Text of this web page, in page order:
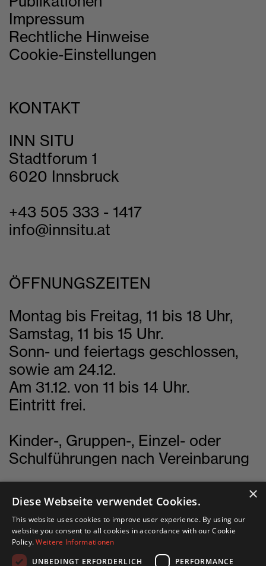
Impressum
Rechtliche Hinweise
Cookie-Einstellungen
KONTAKT
INN SITU
Stadtforum 1
6020 Innsbruck
+43 505 333 - 1417
info@innsitu.at
ÖFFNUNGSZEITEN
Montag bis Freitag, 11 bis 18 Uhr,
Samstag, 11 bis 15 Uhr.
Sonn- und feiertags geschlossen,
sowie am 24.12.
Am 31.12. von 11 bis 14 Uhr.
Eintritt frei.
Kinder-, Gruppen-, Einzel- oder
Schulführungen nach Vereinbarung
English site
Deutsche Seite
×
Diese Webseite verwendet Cookies.
This website uses cookies to improve user experience. By using our
website you consent to all cookies in accordance with our Cookie
Policy.Weitere Informationen
UNBEDINGT ERFORDERLICH
PERFORMANCE